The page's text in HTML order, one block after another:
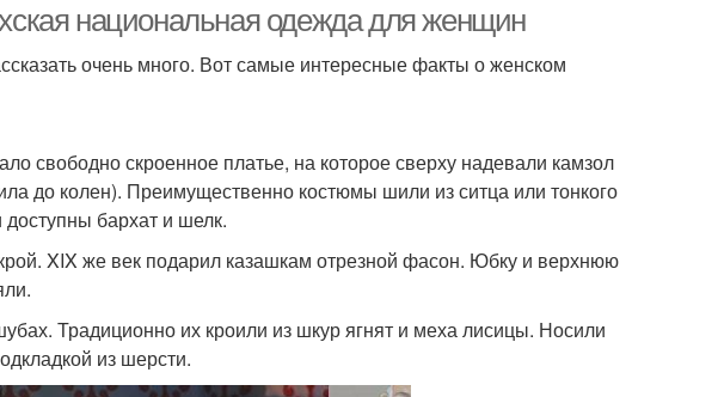
национальная одежда для женщин
очень много. Вот самые интересные факты о женском
свободно скроенное платье, на которое сверху надевали камзол
до колен). Преимущественно костюмы шили из ситца или тонкого
бархат и шелк.
XIX же век подарил казашкам отрезной фасон. Юбку и верхнюю
Традиционно их кроили из шкур ягнят и меха лисицы. Носили
из шерсти.